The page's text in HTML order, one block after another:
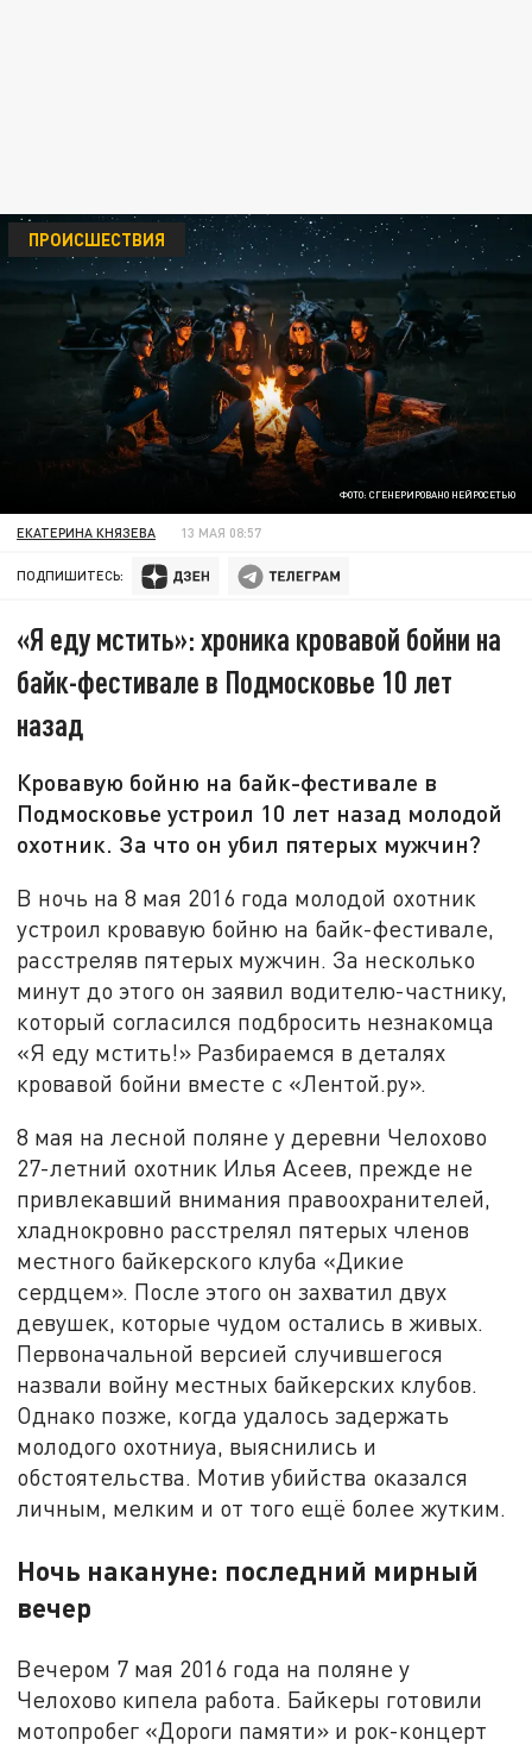
ФОТО: СГЕНЕРИРОВАНО НЕЙРОСЕТЬЮ
ПРОИСШЕСТВИЯ
ЕКАТЕРИНА КНЯЗЕВА 13 МАЯ 08:57
ПОДПИШИТЕСЬ:
«Я еду мстить»: хроника кровавой бойни на
байк-фестивале в Подмосковье 10 лет
назад
Кровавую бойню на байк-фестивале в
Подмосковье устроил 10 лет назад молодой
охотник. За что он убил пятерых мужчин?
В ночь на 8 мая 2016 года молодой охотник
устроил кровавую бойню на байк-фестивале,
расстреляв пятерых мужчин. За несколько
минут до этого он заявил водителю-частнику,
который согласился подбросить незнакомца
«Я еду мстить!» Разбираемся в деталях
кровавой бойни вместе с «Лентой.ру».
8 мая на лесной поляне у деревни Челохово
27-летний охотник Илья Асеев, прежде не
привлекавший внимания правоохранителей,
хладнокровно расстрелял пятерых членов
местного байкерского клуба «Дикие
сердцем». После этого он захватил двух
девушек, которые чудом остались в живых.
Первоначальной версией случившегося
назвали войну местных байкерских клубов.
Однако позже, когда удалось задержать
молодого охотниуа, выяснились и
обстоятельства. Мотив убийства оказался
личным, мелким и от того ещё более жутким.
Ночь накануне: последний мирный
вечер
Вечером 7 мая 2016 года на поляне у
Челохово кипела работа. Байкеры готовили
мотопробег «Дороги памяти» и рок-концерт